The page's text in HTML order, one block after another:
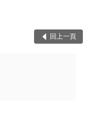
回上一頁